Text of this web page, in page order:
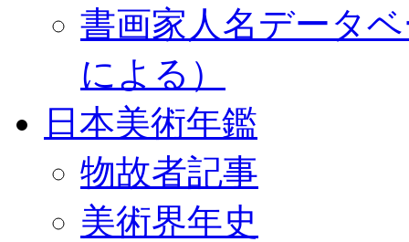
書画家人名データ
による）
日本美術年鑑
物故者記事
美術界年史